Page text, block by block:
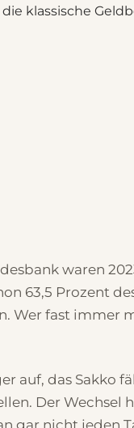
klassische
waren
63,5 Prozent
Wer fast immer
auf, das Sakko
Der Wechsel
gar nicht jeden